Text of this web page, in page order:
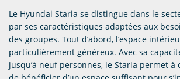
Le Hyundai Staria se distingue dans le
par ses caractéristiques adaptées aux
des groupes. Tout d’abord, l’espace
particulièrement généreux. Avec sa
jusqu’à neuf personnes, le Staria permet à